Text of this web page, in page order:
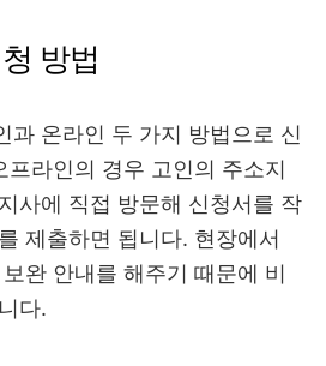
방법
과 온라인 두 가지 방법으로 신
프라인의 경우 고인의 주소지
사에 직접 방문해 신청서를 작
제출하면 됩니다. 현장에서
완 안내를 해주기 때문에 비
다.